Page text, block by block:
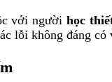
với ngườihọc
lỗi không đáng có